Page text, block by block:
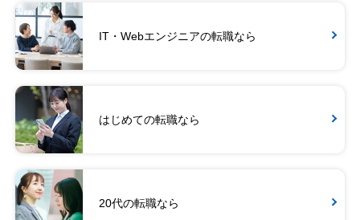
IT・Webエンジニアの転職なら
はじめての転職なら
20代の転職なら